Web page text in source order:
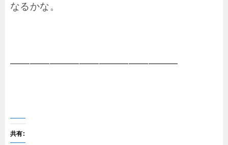
なるかな。
━━━━━━━━━━━━━━━━━
共有: